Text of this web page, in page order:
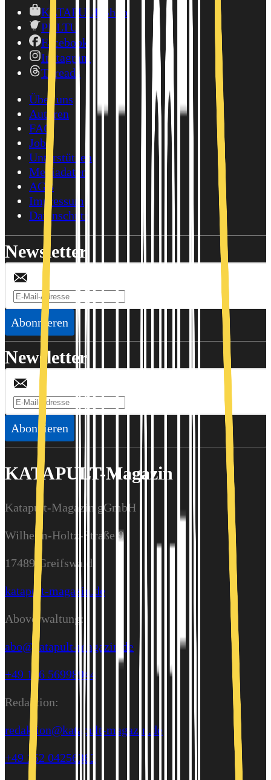
KATAPULT-Shop
PULTU
Facebook
Instagram
Threads
Über uns
Autoren
FAQ
Jobs
Unterstützen
Mediadaten
AGB
Impressum
Datenschutz
Newsletter
Abonnieren
Newsletter
Abonnieren
KATAPULT-Magazin
Katapult-Magazin gGmbH
Wilhelm-Holtz-Straße 9
17489 Greifswald
katapult-magazin.de
Aboverwaltung:
abo@katapult-magazin.de
+49 176 56998944
Redaktion:
redaktion@katapult-magazin.de
+49 152 04256363